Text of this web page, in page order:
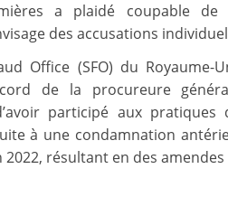
a plaidé coupable
des accusations
Office (SFO) du
de la procureure
participé aux
à une condamnation
2022, résultant en des